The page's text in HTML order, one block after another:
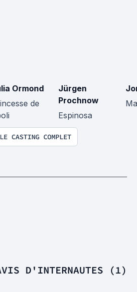
Ormond
de
Jürgen
Prochnow
Espinosa
CASTING COMPLET
D'INTERNAUTES (1)